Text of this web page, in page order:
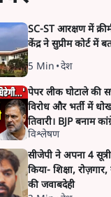
SC-ST आरक्षण में
केंद्र ने सुप्रीम कोर्ट में
5 Min •देश
पेपर लीक घोटाले की
विरोध और भर्ती में
तिवारी। BJP बनाम
विश्लेषण
सीजेपी ने अपना 4
किया- शिक्षा,
की जवाबदेही